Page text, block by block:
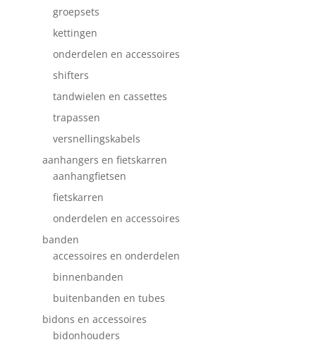
groepsets
kettingen
onderdelen en accessoires
shifters
tandwielen en cassettes
trapassen
versnellingskabels
aanhangers en fietskarren
aanhangfietsen
fietskarren
onderdelen en accessoires
banden
accessoires en onderdelen
binnenbanden
buitenbanden en tubes
bidons en accessoires
bidonhouders